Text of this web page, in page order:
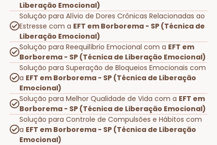
Liberação Emocional)
Solução para Alívio de Dores Crônicas Relacionadas ao
Estresse com a EFT em Borborema - SP (Técnica de
Liberação Emocional)
Solução para Reequilíbrio Emocional com a EFT em
Borborema - SP (Técnica de Liberação Emocional)
Solução para Superação de Bloqueios Emocionais com
a EFT em Borborema - SP (Técnica de Liberação
Emocional)
Solução para Melhor Qualidade de Vida com a EFT em
Borborema - SP (Técnica de Liberação Emocional)
Solução para Controle de Compulsões e Hábitos com
a EFT em Borborema - SP (Técnica de Liberação
Emocional)